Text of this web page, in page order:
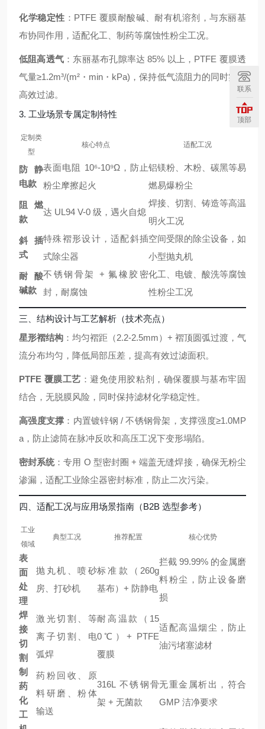
化学稳定性 ：PTFE 覆膜耐酸碱、耐有机溶剂，与东丽基
布协同作用，适配化工、制药等腐蚀性粉尘工况。
低阻高透气 ：东丽基布孔隙率达 85% 以上，PTFE 覆膜透
气量≥1.2m³/(m²・min・kPa)，保持低气流阻力的同时实现
高效过滤。
3. 工业场景专属定制特性
定制类
型
核心特点 适配工况
防静
电款
表面电阻 10⁶-10⁹Ω，防止
粉尘摩擦起火
铝镁粉、木粉、碳黑等易
燃易爆粉尘
阻燃
款
达 UL94 V-0 级，遇火自熄
焊接、切割、铸造等高温
明火工况
斜插
式
特殊褶形设计，适配斜插
式除尘器
空间受限的除尘设备，如
小型抛丸机
耐酸
碱款
不锈钢骨架 + 氟橡胶密
封，耐腐蚀
化工、电镀、酸洗等腐蚀
性粉尘工况
三、结构设计与工艺解析（技术亮点）
星形褶结构 ：均匀褶距（2.2-2.5mm）+ 褶顶圆弧过渡，气
流分布均匀，降低局部压差，提高有效过滤面积。
PTFE 覆膜工艺 ：避免使用胶粘剂，确保覆膜与基布牢固
结合，无脱膜风险，同时保持滤材化学稳定性。
高强度支撑 ：内置镀锌钢 / 不锈钢骨架，支撑强度≥1.0MP
a，防止滤筒在脉冲反吹和高压工况下变形塌陷。
密封系统：专用 O 型密封圈 + 端盖无缝焊接，确保无粉尘
渗漏，适配工业除尘器密封标准，防止二次污染。
四、适配工况与应用场景指南（B2B 选型参考）
工业
领域
典型工况 推荐配置 核心优势
表
面
处
理
抛丸机、喷砂
房、打砂机
标准款（260g
基布）+ 防静电
拦截 99.99% 的金属磨
料粉尘，防止设备磨
损
焊
接
切
割
激光切割、等
离子切割、电
弧焊
耐高温款（15
0℃）+ PTFE
覆膜
适配高温烟尘，防止
油污堵塞滤材
制
药
化
工
药粉回收、原
料研磨、粉体
输送
316L 不锈钢骨
架 + 无菌款
无重金属析出，符合
GMP 洁净要求
联系
顶部